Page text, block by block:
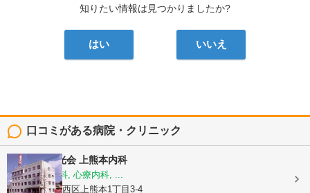
知りたい情報は見つかりましたか?
はい いいえ
口コミがある病院・クリニック
医療法人陽光会 上熊本内科
内科, 神経内科, 心療内科, ...
熊本県熊本市西区上熊本1丁目3-4